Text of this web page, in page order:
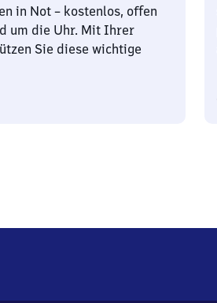
in Not – kostenlos, offen
um die Uhr. Mit Ihrer
Sie diese wichtige